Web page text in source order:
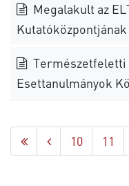
Megalakult az
Esettanulmányok
10 11